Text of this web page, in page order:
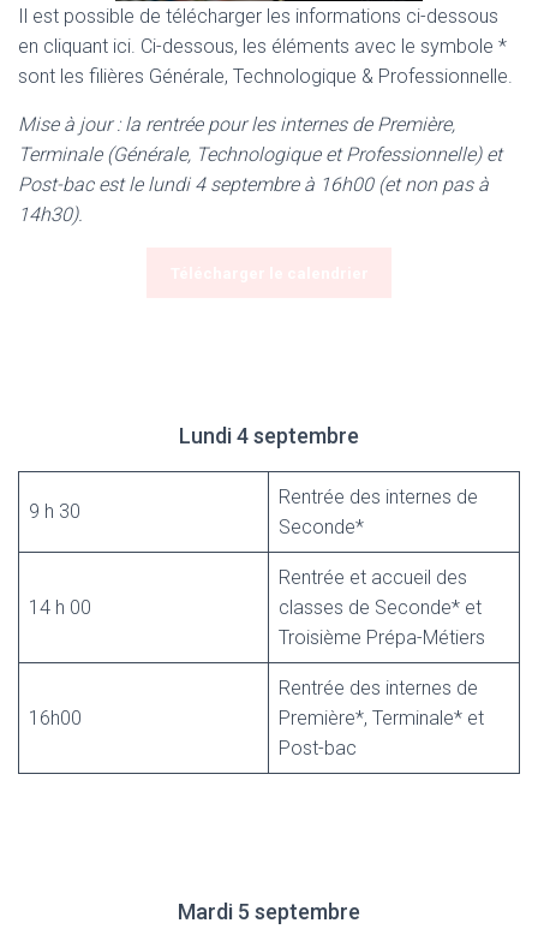
Il est possible de télécharger les informations ci-dessous
en cliquant ici. Ci-dessous, les éléments avec le symbole *
sont les filières Générale, Technologique & Professionnelle.
Mise à jour : la rentrée pour les internes de Première,
Terminale (Générale, Technologique et Professionnelle) et
Post-bac est le lundi 4 septembre à 16h00 (et non pas à
14h30).
Lundi 4 septembre
9 h 30
Rentrée des internes de
Seconde*
14 h 00
Rentrée et accueil des
classes de Seconde* et
Troisième Prépa-Métiers
16h00
Rentrée des internes de
Première*, Terminale* et
Post-bac
Mardi 5 septembre